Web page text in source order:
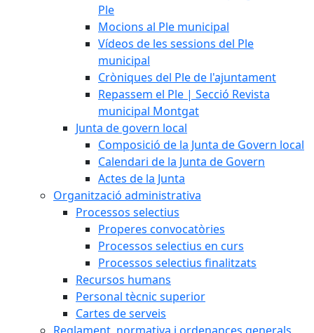
Ple
Mocions al Ple municipal
Vídeos de les sessions del Ple
municipal
Cròniques del Ple de l'ajuntament
Repassem el Ple | Secció Revista
municipal Montgat
Junta de govern local
Composició de la Junta de Govern local
Calendari de la Junta de Govern
Actes de la Junta
Organització administrativa
Processos selectius
Properes convocatòries
Processos selectius en curs
Processos selectius finalitzats
Recursos humans
Personal tècnic superior
Cartes de serveis